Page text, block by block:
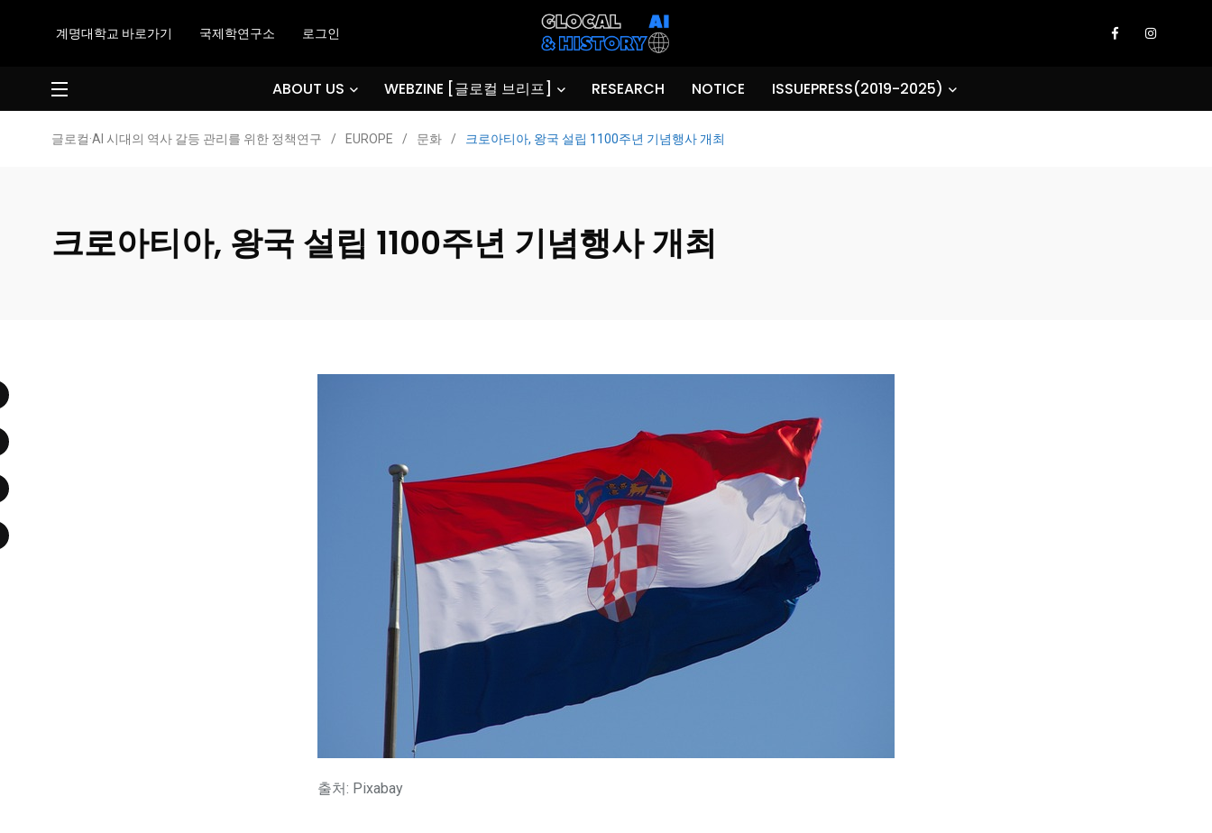
계명대학교 바로가기 국제학연구소 로그인
ABOUT US WEBZINE [글로컬 브리프] RESEARCH NOTICE ISSUEPRESS(2019-2025)
글로컬·AI 시대의 역사 갈등 관리를 위한 정책연구 / EUROPE / 문화 / 크로아티아, 왕국 설립 1100주년 기념행사 개최
크로아티아, 왕국 설립 1100주년 기념행사 개최
출처: Pixabay